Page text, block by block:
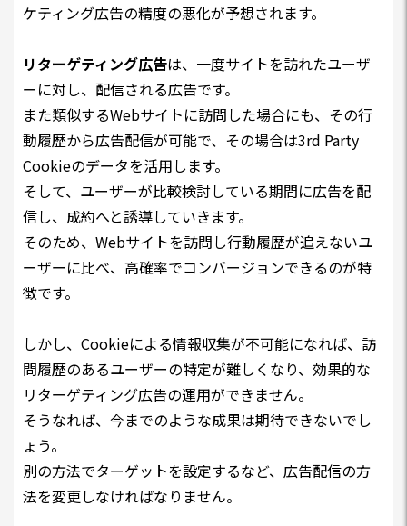
ケティング広告の精度の悪化が予想されます。
リターゲティング広告は、一度サイトを訪れたユーザ
ーに対し、配信される広告です。
また類似するWebサイトに訪問した場合にも、その行
動履歴から広告配信が可能で、その場合は3rd Party
Cookieのデータを活用します。
そして、ユーザーが比較検討している期間に広告を配
信し、成約へと誘導していきます。
そのため、Webサイトを訪問し行動履歴が追えないユ
ーザーに比べ、高確率でコンバージョンできるのが特
徴です。
しかし、Cookieによる情報収集が不可能になれば、訪
問履歴のあるユーザーの特定が難しくなり、効果的な
リターゲティング広告の運用ができません。
そうなれば、今までのような成果は期待できないでし
ょう。
別の方法でターゲットを設定するなど、広告配信の方
法を変更しなければなりません。